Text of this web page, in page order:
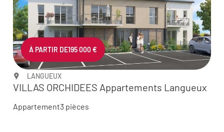
À PARTIR DE195 000 €
LANGUEUX
VILLAS ORCHIDEES Appartements Langueux
Appartement3 pièces